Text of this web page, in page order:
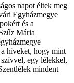
napot éltek meg
Egyházmegye
és a
Mária
a híveket, hogy mint
egy lélekkel,
mindent